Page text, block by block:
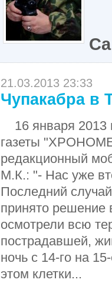
21.03.2013 23:33
Чупакабра в
16 января 2013
газеты
редакционный
М.К.: "- Нас уже
Последний
принято решение
осмотрели всю
пострадавшей,
ночь с 14-го на
этом клетки...